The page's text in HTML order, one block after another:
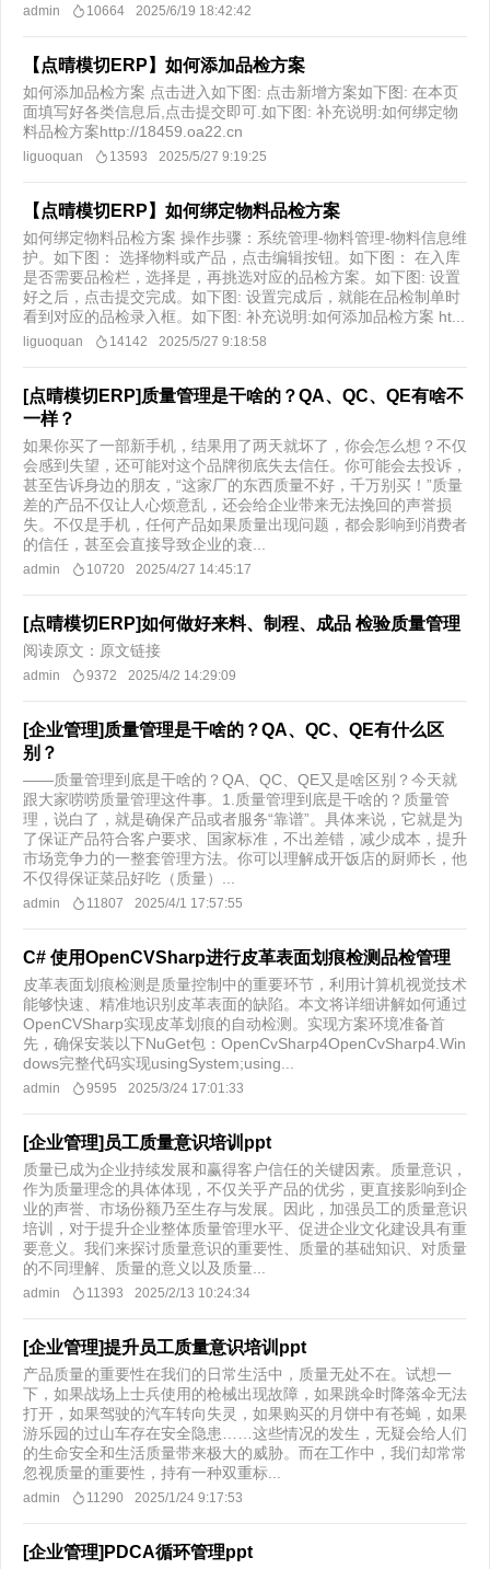
admin 10664 2025/6/19 18:42:42
【点晴模切ERP】如何添加品检方案
如何添加品检方案 点击进入如下图: 点击新增方案如下图: 在本页
面填写好各类信息后,点击提交即可.如下图: 补充说明:如何绑定物
料品检方案http://18459.oa22.cn
liguoquan 13593 2025/5/27 9:19:25
【点晴模切ERP】如何绑定物料品检方案
如何绑定物料品检方案 操作步骤：系统管理-物料管理-物料信息维
护。如下图： 选择物料或产品，点击编辑按钮。如下图： 在入库
是否需要品检栏，选择是，再挑选对应的品检方案。如下图: 设置
好之后，点击提交完成。如下图: 设置完成后，就能在品检制单时
看到对应的品检录入框。如下图: 补充说明:如何添加品检方案 ht...
liguoquan 14142 2025/5/27 9:18:58
[点晴模切ERP]质量管理是干啥的？QA、QC、QE有啥不
一样？
如果你买了一部新手机，结果用了两天就坏了，你会怎么想？不仅
会感到失望，还可能对这个品牌彻底失去信任。你可能会去投诉，
甚至告诉身边的朋友，“这家厂的东西质量不好，千万别买！”质量
差的产品不仅让人心烦意乱，还会给企业带来无法挽回的声誉损
失。不仅是手机，任何产品如果质量出现问题，都会影响到消费者
的信任，甚至会直接导致企业的衰...
admin 10720 2025/4/27 14:45:17
[点晴模切ERP]如何做好来料、制程、成品 检验质量管理
阅读原文：原文链接
admin 9372 2025/4/2 14:29:09
[企业管理]质量管理是干啥的？QA、QC、QE有什么区
别？
——质量管理到底是干啥的？QA、QC、QE又是啥区别？今天就
跟大家唠唠质量管理这件事。1.质量管理到底是干啥的？质量管
理，说白了，就是确保产品或者服务“靠谱”。具体来说，它就是为
了保证产品符合客户要求、国家标准，不出差错，减少成本，提升
市场竞争力的一整套管理方法。你可以理解成开饭店的厨师长，他
不仅得保证菜品好吃（质量）...
admin 11807 2025/4/1 17:57:55
C# 使用OpenCVSharp进行皮革表面划痕检测品检管理
皮革表面划痕检测是质量控制中的重要环节，利用计算机视觉技术
能够快速、精准地识别皮革表面的缺陷。本文将详细讲解如何通过
OpenCVSharp实现皮革划痕的自动检测。实现方案环境准备首
先，确保安装以下NuGet包：OpenCvSharp4OpenCvSharp4.Win
dows完整代码实现usingSystem;using...
admin 9595 2025/3/24 17:01:33
[企业管理]员工质量意识培训ppt
质量已成为企业持续发展和赢得客户信任的关键因素。质量意识，
作为质量理念的具体体现，不仅关乎产品的优劣，更直接影响到企
业的声誉、市场份额乃至生存与发展。因此，加强员工的质量意识
培训，对于提升企业整体质量管理水平、促进企业文化建设具有重
要意义。我们来探讨质量意识的重要性、质量的基础知识、对质量
的不同理解、质量的意义以及质量...
admin 11393 2025/2/13 10:24:34
[企业管理]提升员工质量意识培训ppt
产品质量的重要性在我们的日常生活中，质量无处不在。试想一
下，如果战场上士兵使用的枪械出现故障，如果跳伞时降落伞无法
打开，如果驾驶的汽车转向失灵，如果购买的月饼中有苍蝇，如果
游乐园的过山车存在安全隐患……这些情况的发生，无疑会给人们
的生命安全和生活质量带来极大的威胁。而在工作中，我们却常常
忽视质量的重要性，持有一种双重标...
admin 11290 2025/1/24 9:17:53
[企业管理]PDCA循环管理ppt